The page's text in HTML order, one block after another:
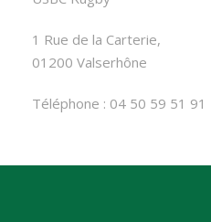
1 Rue de la Carterie,
01200 Valserhône
Téléphone : 04 50 59 51 91